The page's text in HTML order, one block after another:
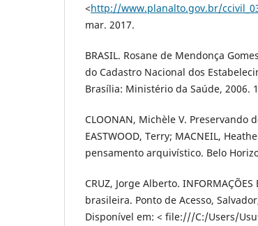
<http://www.planalto.gov.br/
mar. 2017.
BRASIL. Rosane de Mendonça
do Cadastro Nacional dos
Brasília: Ministério da Saúde, 2006.
CLOONAN, Michèle V.
EASTWOOD, Terry; MACNEIL,
pensamento arquivístico. Belo
CRUZ, Jorge Alberto.
brasileira. Ponto de Acesso,
Disponível em: < file:///C:/Users/